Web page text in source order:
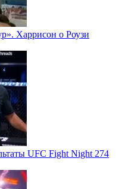
Харрисон о Роузи
UFC Fight Night 274